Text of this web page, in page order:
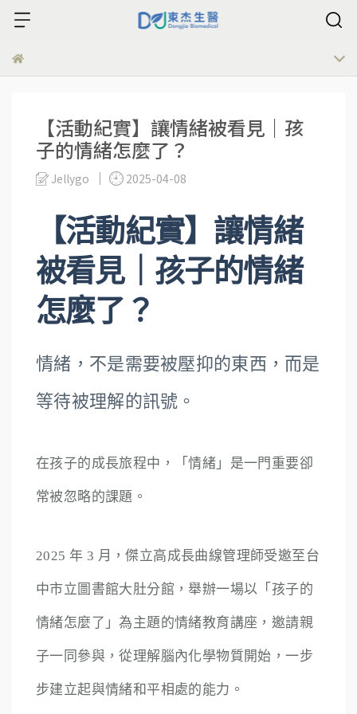
​​​​​​【活動紀實】讓情緒被看見｜孩
子的情緒怎麼了？
Jellygo 2025-04-08
【活動紀實】讓情緒
被看見｜孩子的情緒
怎麼了？
情緒，不是需要被壓抑的東西，而是
等待被理解的訊號。
在孩子的成長旅程中，「情緒」是一門重要卻
常被忽略的課題。
2025 年 3 月，傑立高成長曲線管理師受邀至台
中市立圖書館大肚分館，舉辦一場以「孩子的
情緒怎麼了」為主題的情緒教育講座，邀請親
子一同參與，從理解腦內化學物質開始，一步
步建立起與情緒和平相處的能力。